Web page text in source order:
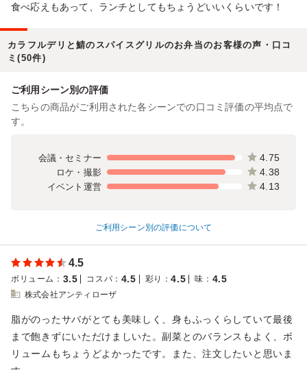
食べ応えもあって、ランチとしてもちょうどいいくらいです！
カラフルデリと鯖のスパイスグリルのお弁当のお客様の声・口コ
ミ(50件)
ご利用シーン別の評価
こちらの商品がご利用された各シーンでの口コミ評価の平均点で
す。
会議・セミナー 4.75
ロケ・撮影 4.38
イベント運営 4.13
ご利用シーン別の評価について
4.5
ボリューム ： 3.5 コスパ ： 4.5 彩り ：4.5 味 ： 4.5
株式会社アンティローザ
脂がのったサバがとても美味しく、身もふっくらしていて最後
まで飽きずにいただけましいた。副菜とのバランスもよく、ボ
リュームもちょうどよかったです。また、注文したいと思いま